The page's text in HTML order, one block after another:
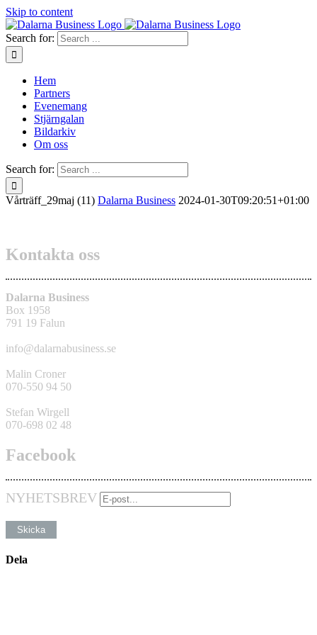
Skip to content
Search for:
Hem
Partners
Evenemang
Stjärngalan
Bildarkiv
Om oss
Search for:
Vårträff_29maj (11) Dalarna Business 2024-01-30T09:20:51+01:00
Kontakta oss
Dalarna Business
Box 1958
791 19 Falun
info@dalarnabusiness.se
Malin Croner
070-550 94 50
Stefan Wirgell
070-698 02 48
Facebook
NYHETSBREV
Dela